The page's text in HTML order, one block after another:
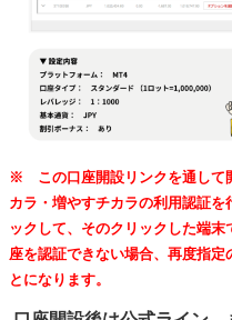
※ この口座開設リンクを通して
カラ・増やすチカラの利用認証
ックして、そのクリックした端
座を認証できない場合、再度指
とになります。